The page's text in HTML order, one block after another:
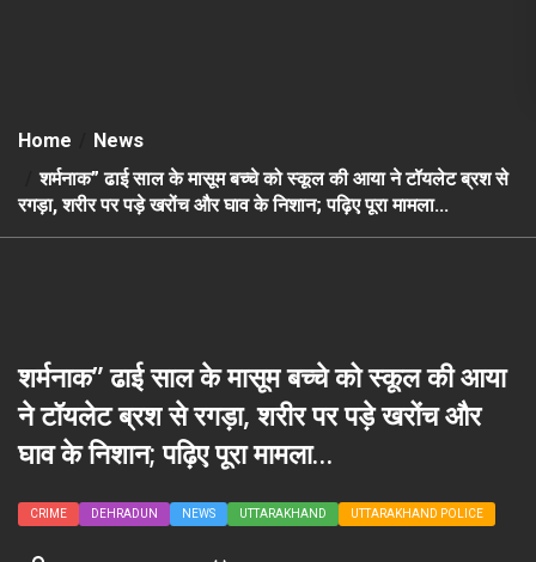
Home
News
शर्मनाक” ढाई साल के मासूम बच्चे को स्कूल की आया ने टॉयलेट ब्रश से
रगड़ा, शरीर पर पड़े खरोंच और घाव के निशान; पढ़िए पूरा मामला…
शर्मनाक” ढाई साल के मासूम बच्चे को स्कूल की आया
ने टॉयलेट ब्रश से रगड़ा, शरीर पर पड़े खरोंच और
घाव के निशान; पढ़िए पूरा मामला…
CRIME DEHRADUN NEWS UTTARAKHAND UTTARAKHAND POLICE